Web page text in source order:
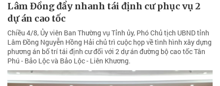
Lâm Đồng đẩy nhanh tái định cư phục vụ 2
dự án cao tốc
Chiều 4/8, Ủy viên Ban Thường vụ Tỉnh ủy, Phó Chủ tịch UBND tỉnh
Lâm Đồng Nguyễn Hồng Hải chủ trì cuộc họp về tình hình xây dựng
phương án bố trí tái định cư đối với 2 dự án đường bộ cao tốc Tân
Phú - Bảo Lộc và Bảo Lộc - Liên Khương.